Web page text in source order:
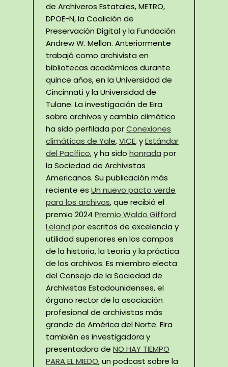
de Archiveros Estatales, METRO,
DPOE-N, la Coalición de
Preservación Digital y la Fundación
Andrew W. Mellon. Anteriormente
trabajó como archivista en
bibliotecas académicas durante
quince años, en la Universidad de
Cincinnati y la Universidad de
Tulane. La investigación de Eira
sobre archivos y cambio climático
ha sido perfilada porConexiones
climáticas de Yale,VICE, yEstándar
del Pacífico, y ha sido honrada por
la Sociedad de Archivistas
Americanos. Su publicación más
reciente es Un nuevo pacto verde
para los archivos, que recibió el
premio 2024 Premio Waldo Gifford
Leland por escritos de excelencia y
utilidad superiores en los campos
de la historia, la teoría y la práctica
de los archivos. Es miembro electa
del Consejo de la Sociedad de
Archivistas Estadounidenses, el
órgano rector de la asociación
profesional de archivistas más
grande de América del Norte. Eira
también es investigadora y
presentadora de NO HAY TIEMPO
PARA EL MIEDO, un podcast sobre la